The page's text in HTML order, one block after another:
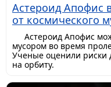
Астероид Апофис
от космического
Астероид Апофис
мусором во время
Ученые оценили риски
на орбиту.